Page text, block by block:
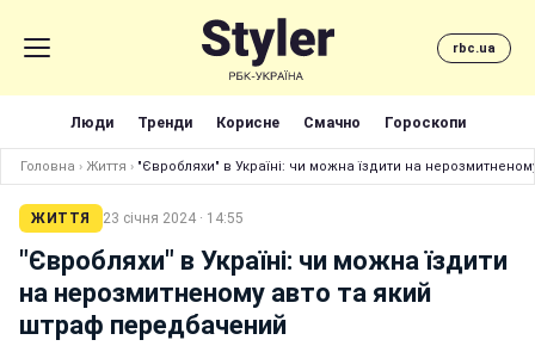
rbc.ua
Люди Тренди Корисне Смачно Гороскопи
Головна › Життя › "Євробляхи" в Україні: чи можна їздити на
ЖИТТЯ 23 січня 2024 · 14:55
"Євробляхи" в Україні: чи можна їздити
на нерозмитненому авто та який
штраф передбачений